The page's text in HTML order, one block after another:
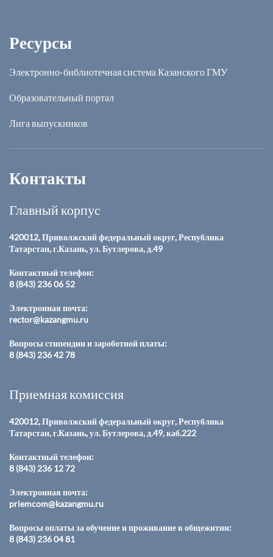
Ресурсы
Электронно-библиотечная система Казанского ГМУ
Образовательный портал
Лига выпускников
Контакты
Главный корпус
420012, Приволжский федеральный округ, Республика
Татарстан, г.Казань, ул. Бутлерова, д.49
Контактный телефон:
8 (843) 236 06 52
Электронная почта:
rector@kazangmu.ru
Вопросы стипендии и зароботной платы:
8 (843) 236 42 78
Приемная комиссия
420012, Приволжский федеральный округ, Республика
Татарстан, г.Казань, ул. Бутлерова, д.49, каб.222
Контактный телефон:
8 (843) 236 12 72
Электронная почта:
priemcom@kazangmu.ru
Вопросы оплаты за обучение и проживание в общежитии:
8 (843) 236 04 81